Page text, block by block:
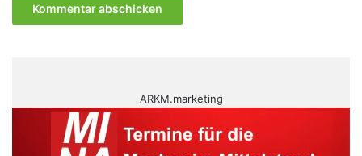
ARKM.marketing